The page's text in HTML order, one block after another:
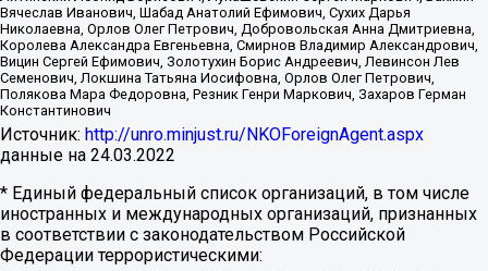
Вячеслав Иванович, Шабад Анатолий Ефимович, Сухих Дарья
Николаевна, Орлов Олег Петрович, Добровольская Анна Дмитриевна,
Королева Александра Евгеньевна, Смирнов Владимир Александрович,
Вицин Сергей Ефимович, Золотухин Борис Андреевич, Левинсон Лев
Семенович, Локшина Татьяна Иосифовна, Орлов Олег Петрович,
Полякова Мара Федоровна, Резник Генри Маркович, Захаров Герман
Константинович
Источник: http://unro.minjust.ru/NKOForeignAgent.aspx
данные на 24.03.2022
* Единый федеральный список организаций, в том числе
иностранных и международных организаций, признанных
в соответствии с законодательством Российской
Федерации террористическими: